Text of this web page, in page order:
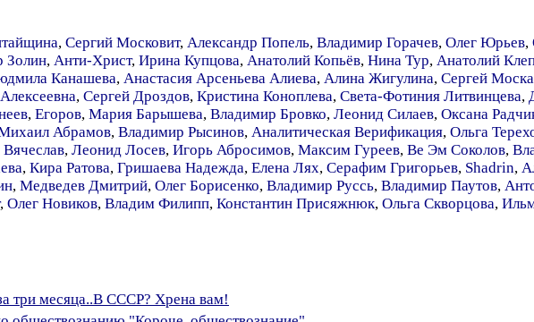
, Сергий Московит, Александр Попель, Владимир Горачев, Олег Юрьев,
Золин, Анти-Христ, Ирина Купцова, Анатолий Копьёв, Нина Тур, Анатолий
Канашева, Анастасия Арсеньева Алиева, Алина Жигулина, Сергей
, Сергей Дроздов, Кристина Коноплева, Света-Фотиния Литвинцева,
, Егоров, Мария Барышева, Владимир Бровко, Леонид Силаев, Оксана
Абрамов, Владимир Рысинов, Аналитическая Верификация, Ольга
, Леонид Лосев, Игорь Абросимов, Максим Гуреев, Ве Эм Соколов,
, Кира Ратова, Гришаева Надежда, Елена Лях, Серафим Григорьев, Shadrin,
, Медведев Дмитрий, Олег Борисенко, Владимир Руссь, Владимир Паутов,
, Олег Новиков, Владим Филипп, Константин Присяжнюк, Ольга Скворцова,
три месяца..В СССР? Хрена вам!